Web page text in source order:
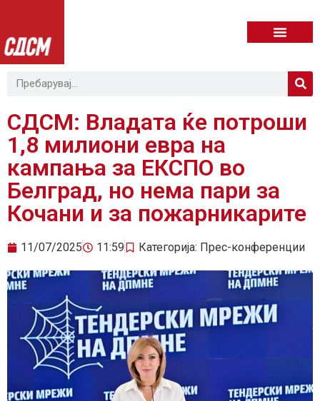
СДСМ: Владата ќе потроши
1,8 милиони евра на
кампања за ЕКСПО во
Белград, но нема пари за
Кочани и за пожарникарите
11/07/2025 11:59 Категорија: Прес-конференции